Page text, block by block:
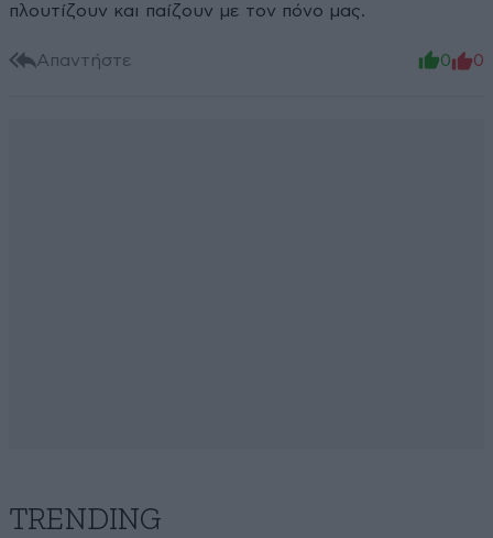
πλουτίζουν και παίζουν με τον πόνο μας.
Απαντήστε 0 0
TRENDING